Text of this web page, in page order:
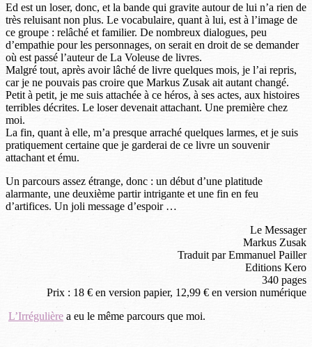
Ed est un loser, donc, et la bande qui gravite autour de lui n’a rien de
très reluisant non plus. Le vocabulaire, quant à lui, est à l’image de
ce groupe : relâché et familier. De nombreux dialogues, peu
d’empathie pour les personnages, on serait en droit de se demander
où est passé l’auteur de La Voleuse de livres.
Malgré tout, après avoir lâché de livre quelques mois, je l’ai repris,
car je ne pouvais pas croire que Markus Zusak ait autant changé.
Petit à petit, je me suis attachée à ce héros, à ses actes, aux histoires
terribles décrites. Le loser devenait attachant. Une première chez
moi.
La fin, quant à elle, m’a presque arraché quelques larmes, et je suis
pratiquement certaine que je garderai de ce livre un souvenir
attachant et ému.
Un parcours assez étrange, donc : un début d’une platitude
alarmante, une deuxième partir intrigante et une fin en feu
d’artifices. Un joli message d’espoir …
Le Messager
Markus Zusak
Traduit par Emmanuel Pailler
Editions Kero
340 pages
Prix : 18 € en version papier, 12,99 € en version numérique
L’Irrégulière a eu le même parcours que moi.